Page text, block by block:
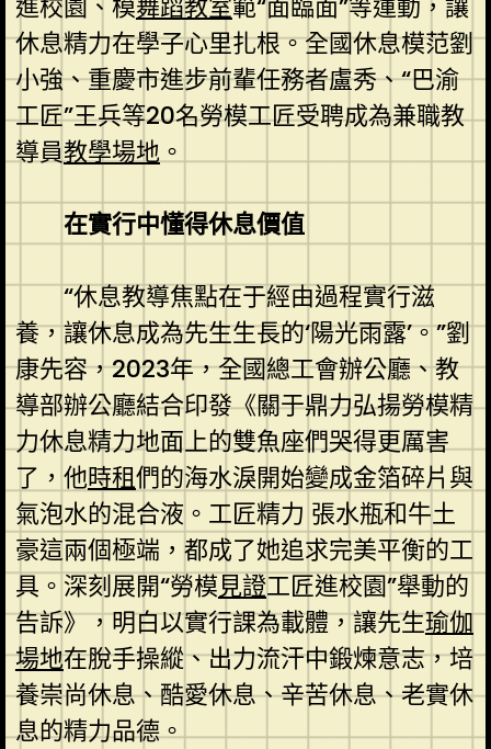
進校園、模舞蹈教室範“面臨面”等運動，讓
休息精力在學子心里扎根。全國休息模范劉
小強、重慶市進步前輩任務者盧秀、“巴渝
工匠”王兵等20名勞模工匠受聘成為兼職教
導員教學場地。
在實行中懂得休息價值
“休息教導焦點在于經由過程實行滋
養，讓休息成為先生生長的‘陽光雨露’。”劉
康先容，2023年，全國總工會辦公廳、教
導部辦公廳結合印發《關于鼎力弘揚勞模精
力休息精力地面上的雙魚座們哭得更厲害
了，他時租們的海水淚開始變成金箔碎片與
氣泡水的混合液。工匠精力 張水瓶和牛土
豪這兩個極端，都成了她追求完美平衡的工
具。深刻展開“勞模見證工匠進校園”舉動的
告訴》，明白以實行課為載體，讓先生瑜伽
場地在脫手操縱、出力流汗中鍛煉意志，培
養崇尚休息、酷愛休息、辛苦休息、老實休
息的精力品德。